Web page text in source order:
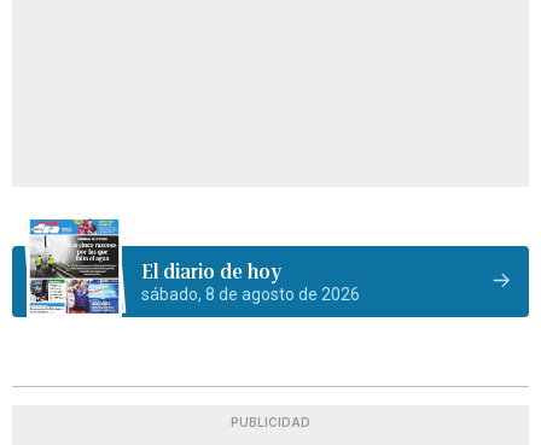
El diario de hoy
sábado, 8 de agosto de 2026
PUBLICIDAD